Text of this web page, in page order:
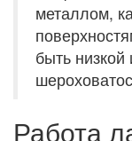
металлом,
быть низкой
Работа